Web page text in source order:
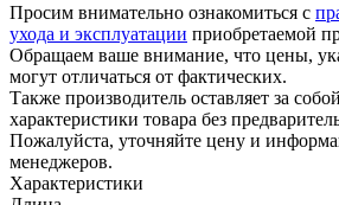
Просим внимательно ознакомиться с
ухода и эксплуатации приобретаемой
Обращаем ваше внимание, что цены,
могут отличаться от фактических.
Также производитель оставляет за
характеристики товара без
Пожалуйста, уточняйте цену и
менеджеров.
Характеристики